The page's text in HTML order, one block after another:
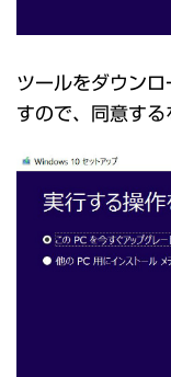
ツールをダウン
すので、同意する